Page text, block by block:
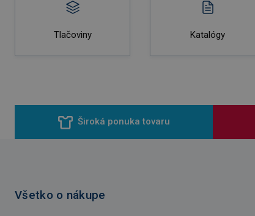
Tlačoviny Katalógy
Široká ponuka tovaru
Všetko o nákupe